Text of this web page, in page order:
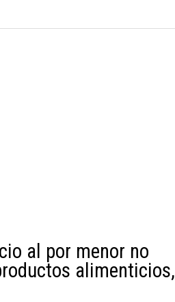
al por menor no